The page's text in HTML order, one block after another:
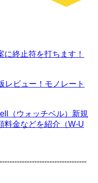
に終止符を打ちます！
レビュー！モノレート
（ウォッチベル）新規
料金などを紹介（W-U